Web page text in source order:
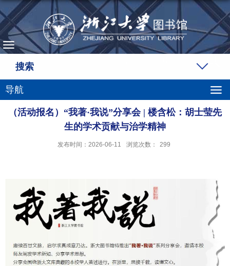
搜索
导航
（活动报名）“我著·我说”分享会 | 楼含松：胡士莹先
生的学术贡献与治学精神
发布时间：2026-06-11 浏览次数： 299